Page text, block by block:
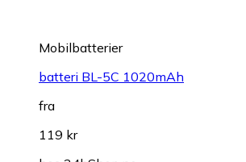
Mobilbatterier
batteri BL-5C 1020mAh
fra
119 kr